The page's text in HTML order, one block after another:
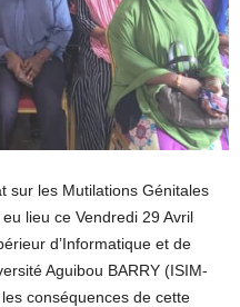
sur les Mutilations Génitales
lieu ce Vendredi 29 Avril
d’Informatique et de
Aguibou BARRY (ISIM-
conséquences de cette